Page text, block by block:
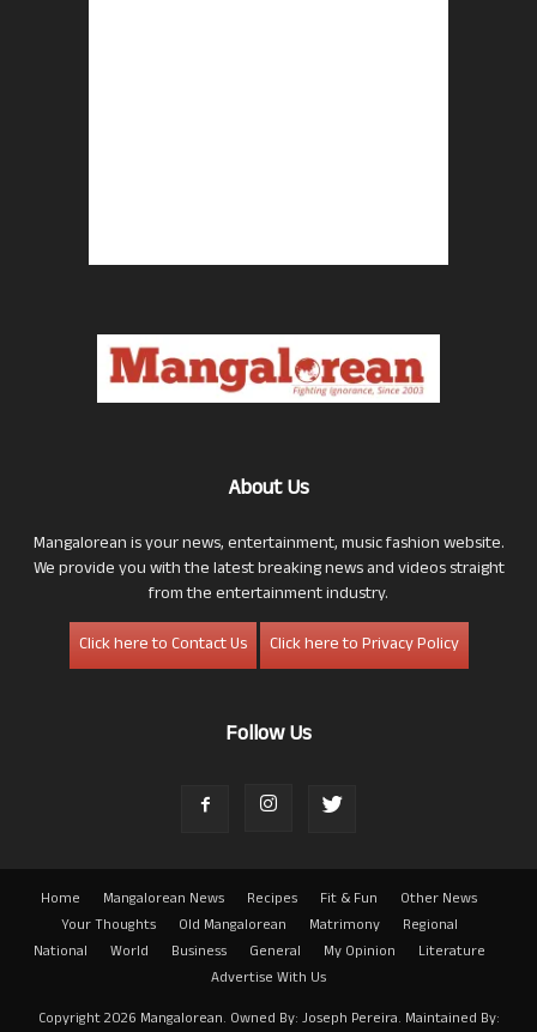
About Us
Mangalorean is your news, entertainment, music fashion website.
We provide you with the latest breaking news and videos straight
from the entertainment industry.
Click here to Contact Us
Click here to Privacy Policy
Follow Us
Home Mangalorean News Recipes Fit & Fun
Other News
Your Thoughts
Old Mangalorean Matrimony
Regional
National
World Business General My Opinion
Literature
Advertise With Us
Copyright 2026 Mangalorean. Owned By: Joseph Pereira. Maintained By: